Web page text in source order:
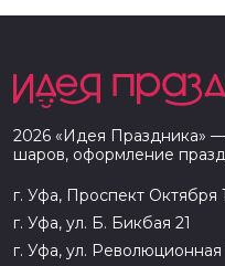
2026 «Идея Праздника»
шаров, оформление
г. Уфа, Проспект Октября
г. Уфа, ул. Б. Бикбая 21
г. Уфа, ул. Революционная